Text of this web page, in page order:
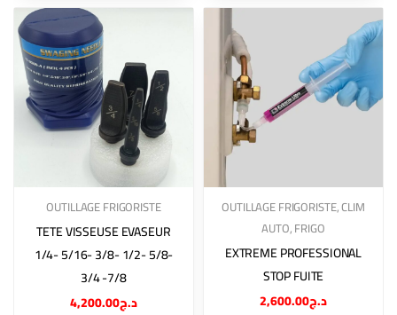
OUTILLAGE FRIGORISTE
TETE VISSEUSE EVASEUR
1/4- 5/16- 3/8- 1/2- 5/8-
3/4 -7/8
د.ج4,200.00
OUTILLAGE FRIGORISTE,CLIM
AUTO,FRIGO
EXTREME PROFESSIONAL
STOP FUITE
د.ج2,600.00